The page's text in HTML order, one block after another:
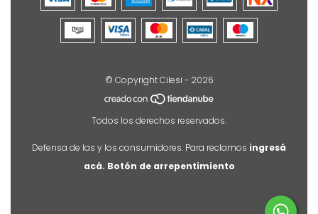
© Copyright Cilesi - 2026
Todos los derechos reservados.
Defensa de las y los consumidores. Para reclamos ingresá
acá. Botón de arrepentimiento